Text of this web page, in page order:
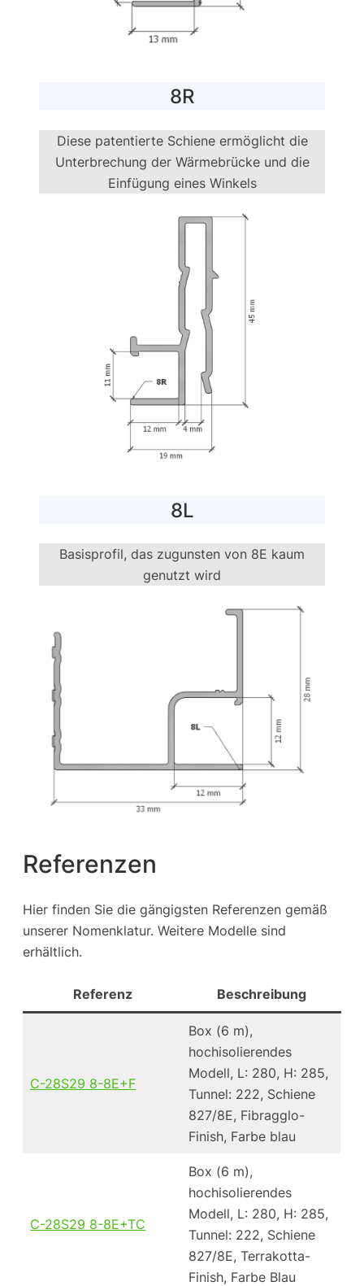
8R
Diese patentierte Schiene ermöglicht die
Unterbrechung der Wärmebrücke und die
Einfügung eines Winkels
8L
Basisprofil, das zugunsten von 8E kaum
genutzt wird
Referenzen
Hier finden Sie die gängigsten Referenzen gemäß
unserer Nomenklatur. Weitere Modelle sind
erhältlich.
Referenz Beschreibung
C-28S29 8-8E+F
Box (6 m),
hochisolierendes
Modell, L: 280, H: 285,
Tunnel: 222, Schiene
827/8E, Fibragglo-
Finish, Farbe blau
C-28S29 8-8E+TC
Box (6 m),
hochisolierendes
Modell, L: 280, H: 285,
Tunnel: 222, Schiene
827/8E, Terrakotta-
Finish, Farbe Blau